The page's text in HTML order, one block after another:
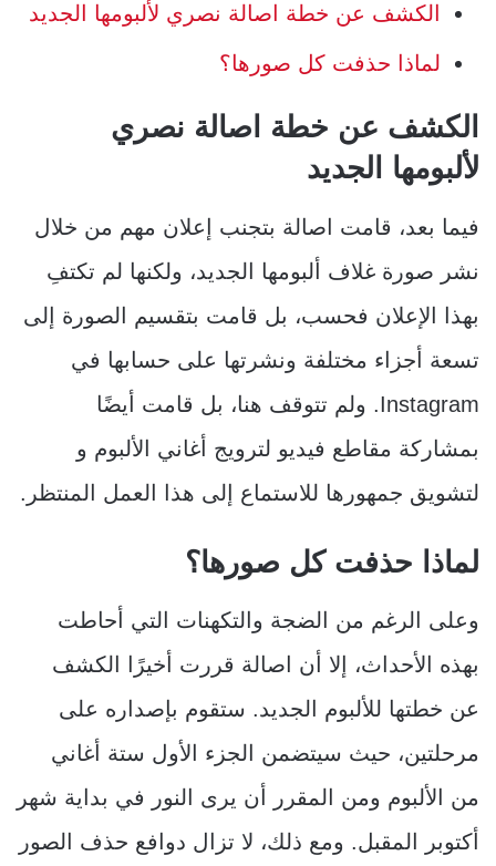
الكشف عن خطة اصالة نصري لألبومها الجديد
لماذا حذفت كل صورها؟
الكشف عن خطة اصالة نصري
لألبومها الجديد
فيما بعد، قامت اصالة بتجنب إعلان مهم من خلال
نشر صورة غلاف ألبومها الجديد، ولكنها لم تكتفِ
بهذا الإعلان فحسب، بل قامت بتقسيم الصورة إلى
تسعة أجزاء مختلفة ونشرتها على حسابها في
Instagram. ولم تتوقف هنا، بل قامت أيضًا
بمشاركة مقاطع فيديو لترويج أغاني الألبوم و
لتشويق جمهورها للاستماع إلى هذا العمل المنتظر.
لماذا حذفت كل صورها؟
وعلى الرغم من الضجة والتكهنات التي أحاطت
بهذه الأحداث، إلا أن اصالة قررت أخيرًا الكشف
عن خطتها للألبوم الجديد. ستقوم بإصداره على
مرحلتين، حيث سيتضمن الجزء الأول ستة أغاني
من الألبوم ومن المقرر أن يرى النور في بداية شهر
أكتوبر المقبل. ومع ذلك، لا تزال دوافع حذف الصور